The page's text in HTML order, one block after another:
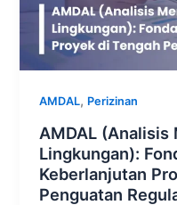
AMDAL, Perizinan
AMDAL (Analisis
Lingkungan):
Keberlanjutan
Penguatan